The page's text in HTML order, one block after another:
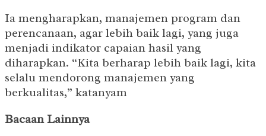
Ia mengharapkan, manajemen program dan
perencanaan, agar lebih baik lagi, yang juga
menjadi indikator capaian hasil yang
diharapkan. “Kita berharap lebih baik lagi, kita
selalu mendorong manajemen yang
berkualitas,” katanyam
Bacaan Lainnya